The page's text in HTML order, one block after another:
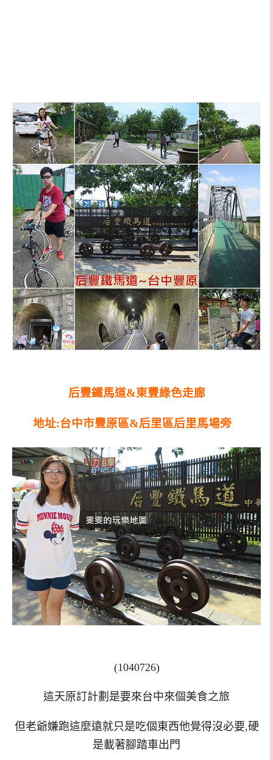
后豐鐵馬道&東豐綠色走廊
地址:台中市豐原區&后里區后里馬場旁
(1040726)
這天原訂計劃是要來台中來個美食之旅
但老爺嫌跑這麼遠就只是吃個東西他覺得沒必要,硬
是載著腳踏車出門